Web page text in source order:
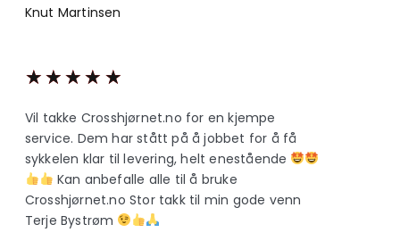
Knut Martinsen
★ ★ ★ ★ ★
Vil takke Crosshjørnet.no for en kjempe
service. Dem har stått på å jobbet for å få
sykkelen klar til levering, helt enestående
Kan anbefalle alle til å bruke
Crosshjørnet.no Stor takk til min gode venn
Terje Bystrøm